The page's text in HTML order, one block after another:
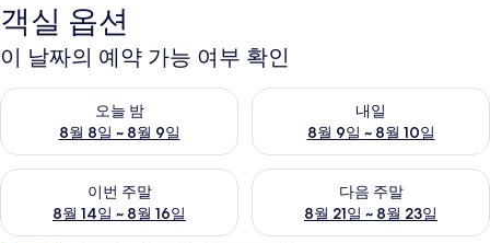
객실 옵션
이 날짜의 예약 가능 여부 확인
오늘 밤
8월 8일 ~ 8월 9일
오늘 밤 예약 가능 여부 확인, 8월 8일 ~ 8월 9일
내일
8월 9일 ~ 8월 10일
내일 예약 가능 여부 확인, 8월
이번 주말
8월 14일 ~ 8월 16일
이번 주말 예약 가능 여부 확인, 8월 14일 ~ 8월 16일
다음 주말
8월 21일 ~ 8월 23일
다음 주말 예약 가능 여부 확인